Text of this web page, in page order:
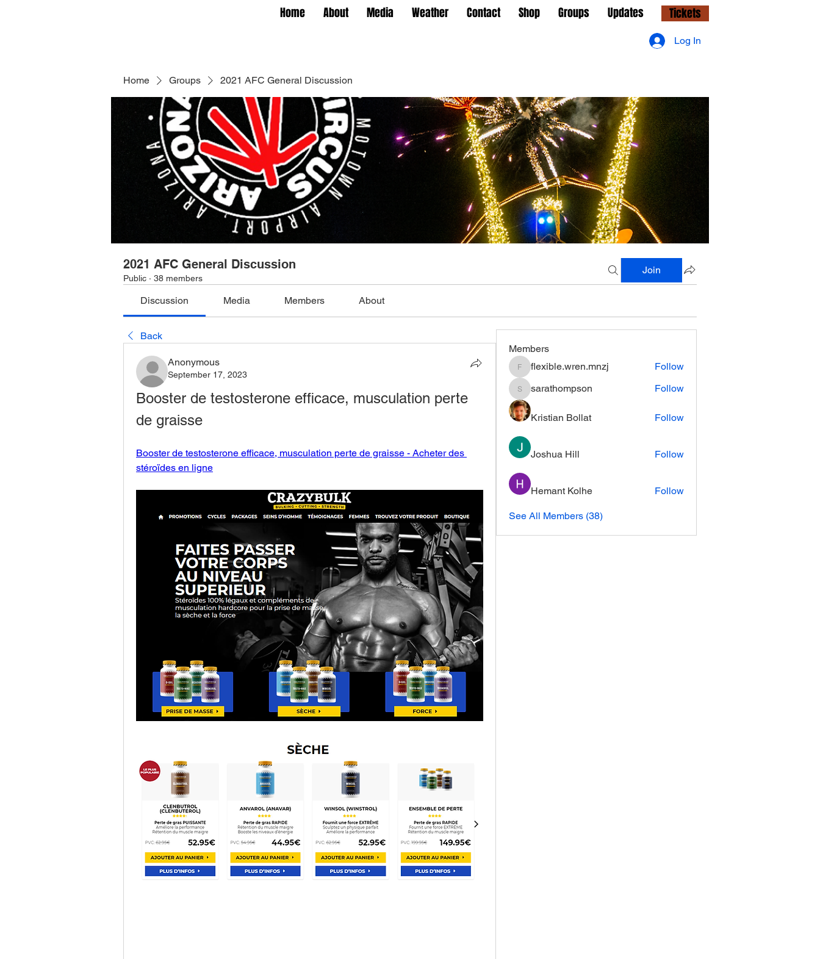
Home About Media Weather Contact Shop Groups Updates Tickets
Home Groups 2021 AFC General Discussion
2021 AFC General Discussion
Public · 38 members
Join
Discussion Media Members About
Back
Anonymous
September 17, 2023
Booster de testosterone efficace, musculation perte
de graisse
Booster de testosterone efficace, musculation perte de graisse - Acheter des
stéroïdes en ligne
Members
flexible.wren.mnzj
flexible.wren.mnzj Follow
sarathompson
sarathompson Follow
Kristian Bollat Follow
Joshua Hill Follow
Hemant Kolhe Follow
See All Members (38)
Log In